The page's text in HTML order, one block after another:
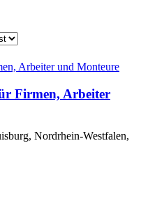
Firmen, Arbeiter
Nordrhein-Westfalen,